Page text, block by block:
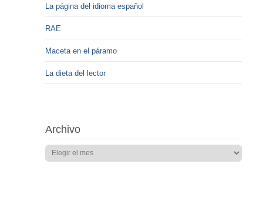
La página del idioma español
RAE
Maceta en el páramo
La dieta del lector
Archivo